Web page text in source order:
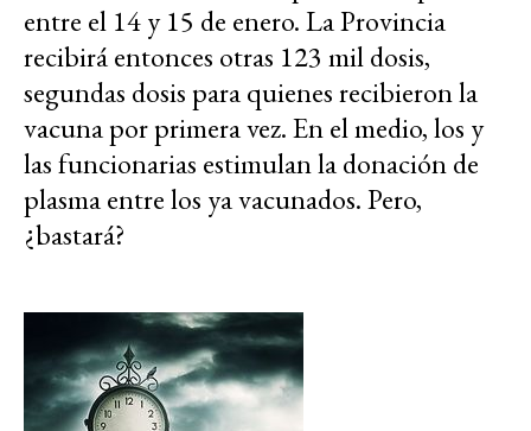
entre el 14 y 15 de enero. La Provincia
recibirá entonces otras 123 mil dosis,
segundas dosis para quienes recibieron la
vacuna por primera vez. En el medio, los y
las funcionarias estimulan la donación de
plasma entre los ya vacunados. Pero,
¿bastará?